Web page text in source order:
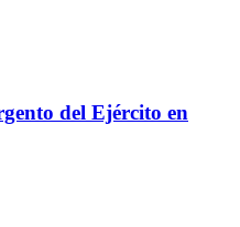
del Ejército en